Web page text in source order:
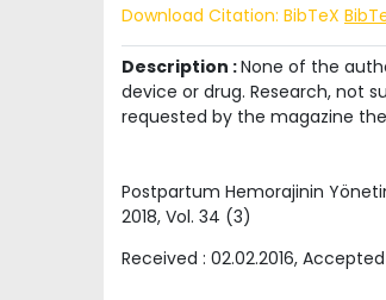
Download Citation: BibTeX
Description :None of the
device or drug. Research, not
requested by the magazine
Postpartum Hemorajinin
2018, Vol. 34 (3)
Received : 02.02.2016, Accepted